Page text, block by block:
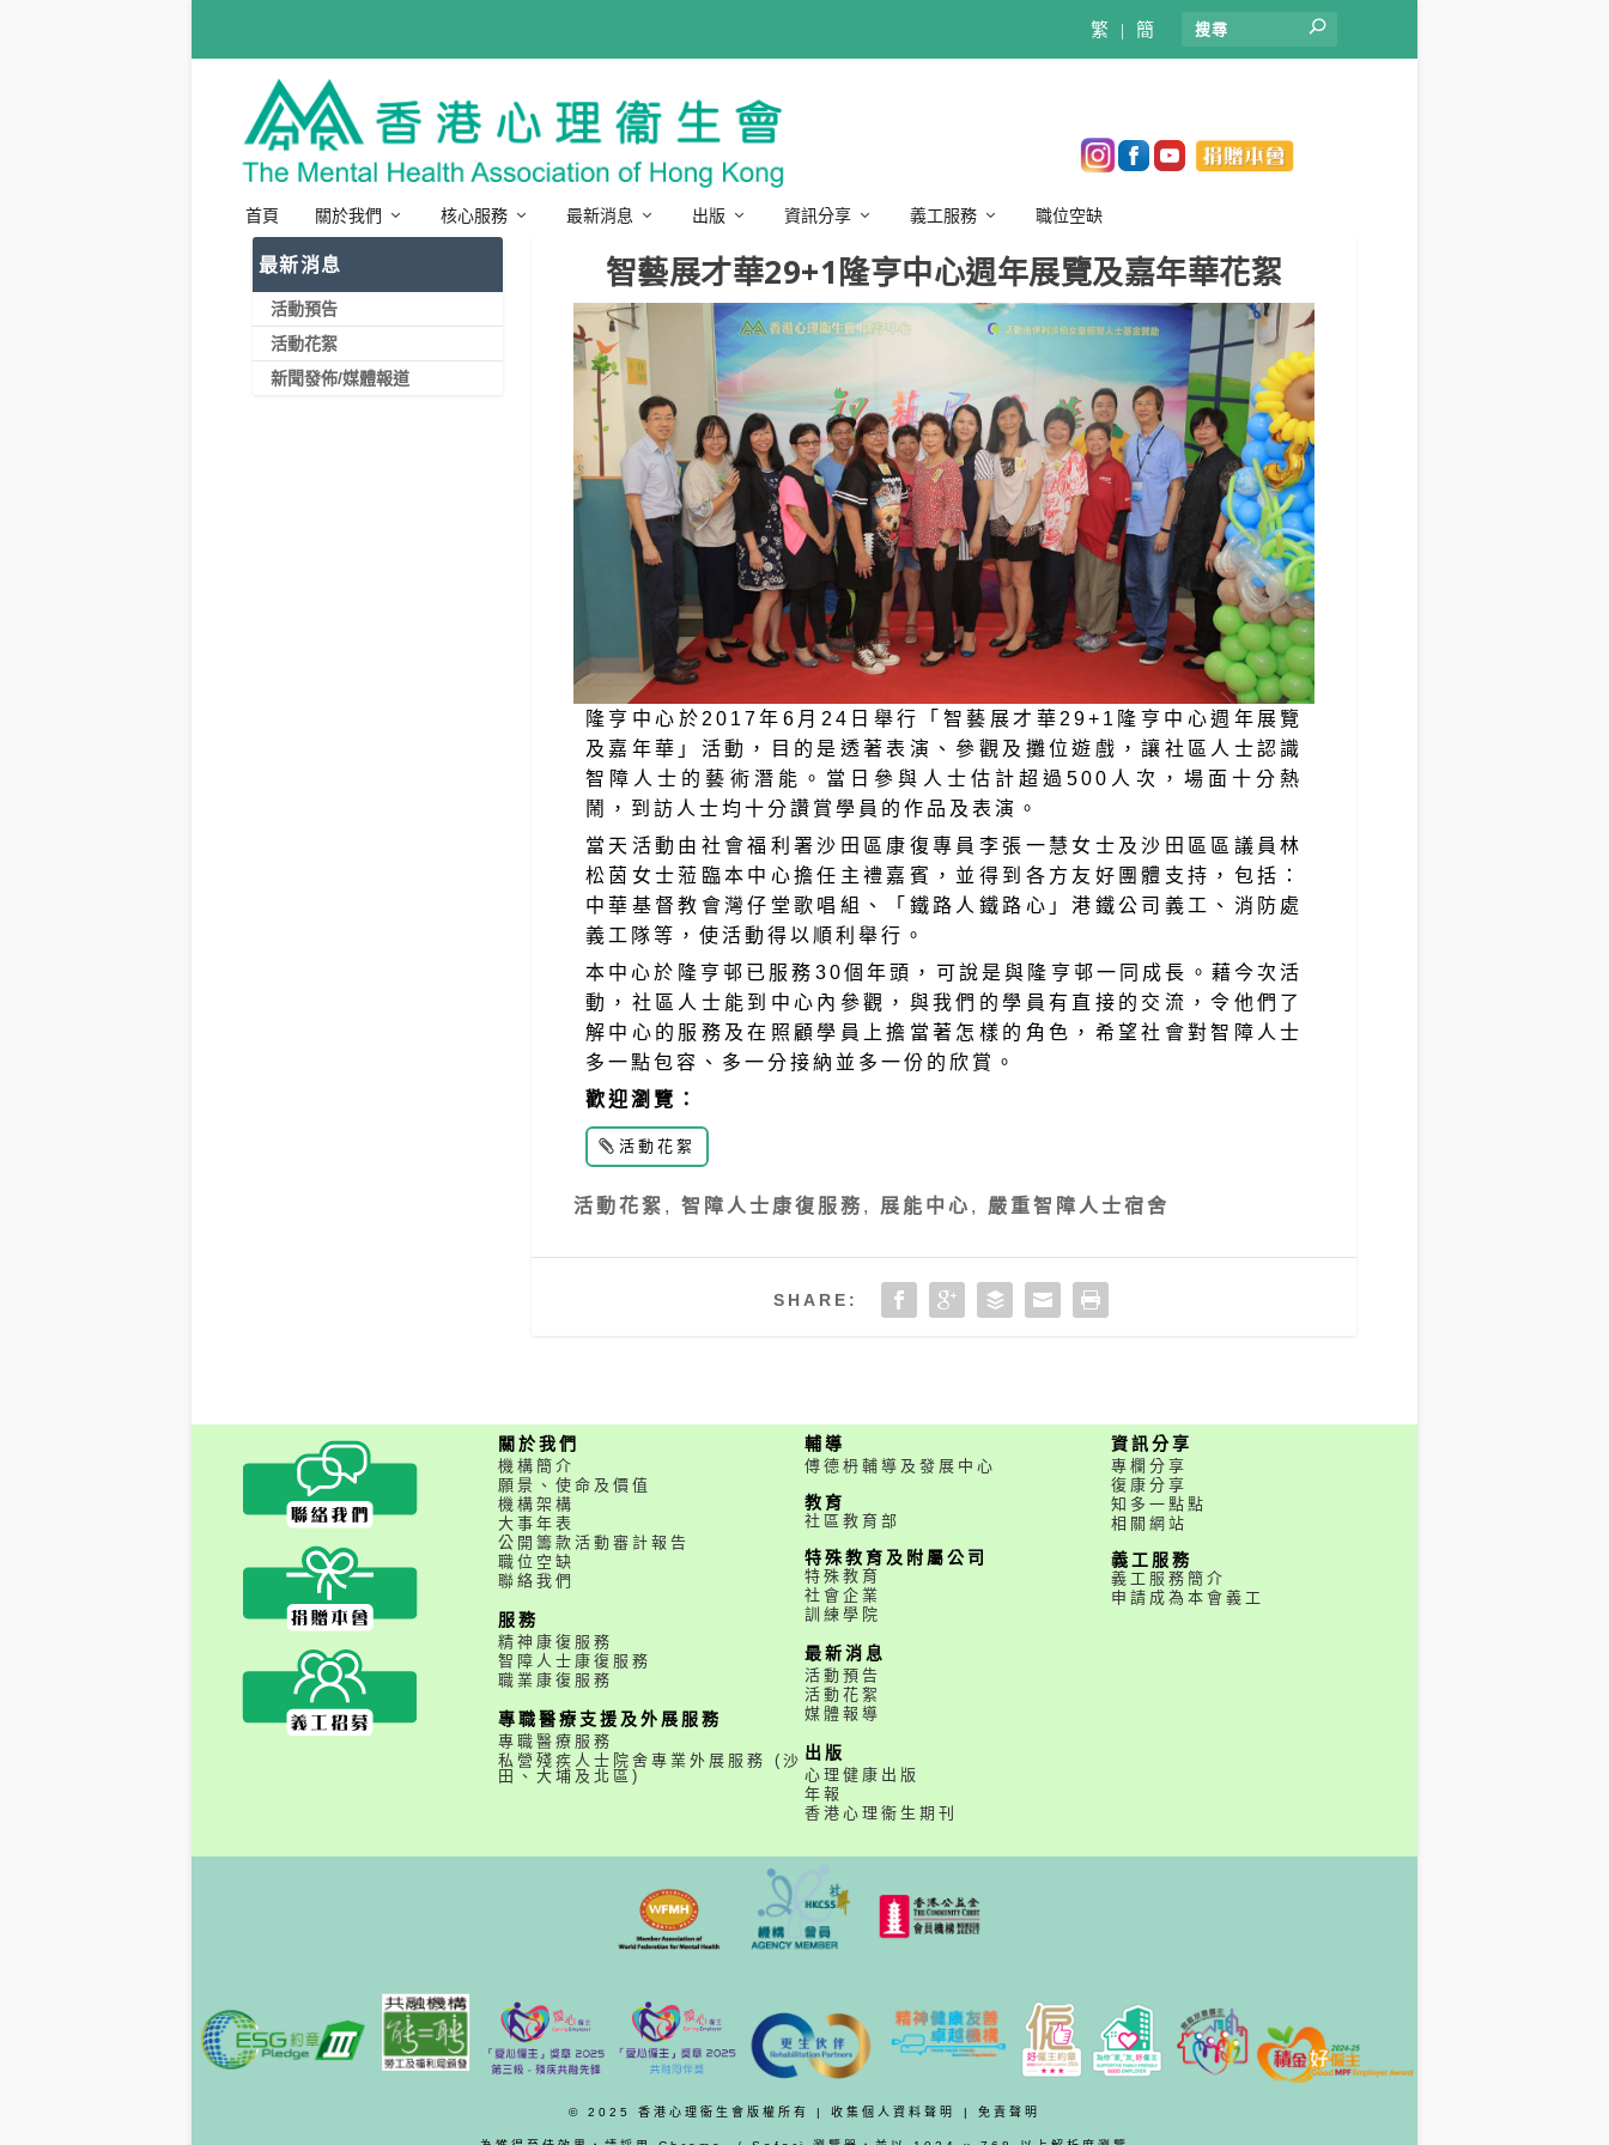
繁 |簡
首頁 關於我們 核心服務 最新消息 出版 資訊分享 義工服務 職位空缺
智藝展才華29+1隆亨中心週年展覽及嘉年華花絮
隆亨中心於2017年6月24日舉行「智藝展才華29+1隆亨中心週年展覽
及嘉年華」活動，目的是透著表演、參觀及攤位遊戲，讓社區人士認識
智障人士的藝術潛能。當日參與人士估計超過500人次，場面十分熱
鬧，到訪人士均十分讚賞學員的作品及表演。
當天活動由社會福利署沙田區康復專員李張一慧女士及沙田區區議員林
松茵女士蒞臨本中心擔任主禮嘉賓，並得到各方友好團體支持，包括：
中華基督教會灣仔堂歌唱組、「鐵路人鐵路心」港鐵公司義工、消防處
義工隊等，使活動得以順利舉行。
本中心於隆亨邨已服務30個年頭，可說是與隆亨邨一同成長。藉今次活
動，社區人士能到中心內參觀，與我們的學員有直接的交流，令他們了
解中心的服務及在照顧學員上擔當著怎樣的角色，希望社會對智障人士
多一點包容、多一分接納並多一份的欣賞。
歡迎瀏覽：
活動花絮
活動花絮 , 智障人士康復服務 , 展能中心 , 嚴重智障人士宿舍
SHARE:
最新消息
活動預告
活動花絮
新聞發佈/媒體報道
關於我們
機構簡介
願景、使命及價值
機構架構
大事年表
公開籌款活動審計報告
職位空缺
聯絡我們
服務
精神康復服務
智障人士康復服務
職業康復服務
專職醫療支援及外展服務
專職醫療服務
私營殘疾人士院舍專業外展服務 (沙
田、大埔及北區)
輔導
傅德枬輔導及發展中心
教育
社區教育部
特殊教育及附屬公司
特殊教育
社會企業
訓練學院
最新消息
活動預告
活動花絮
媒體報導
出版
心理健康出版
年報
香港心理衞生期刊
資訊分享
專欄分享
復康分享
知多一點點
相關網站
義工服務
義工服務簡介
申請成為本會義工
© 2025 香港心理衞生會版權所有 | 收集個人資料聲明 | 免責聲明